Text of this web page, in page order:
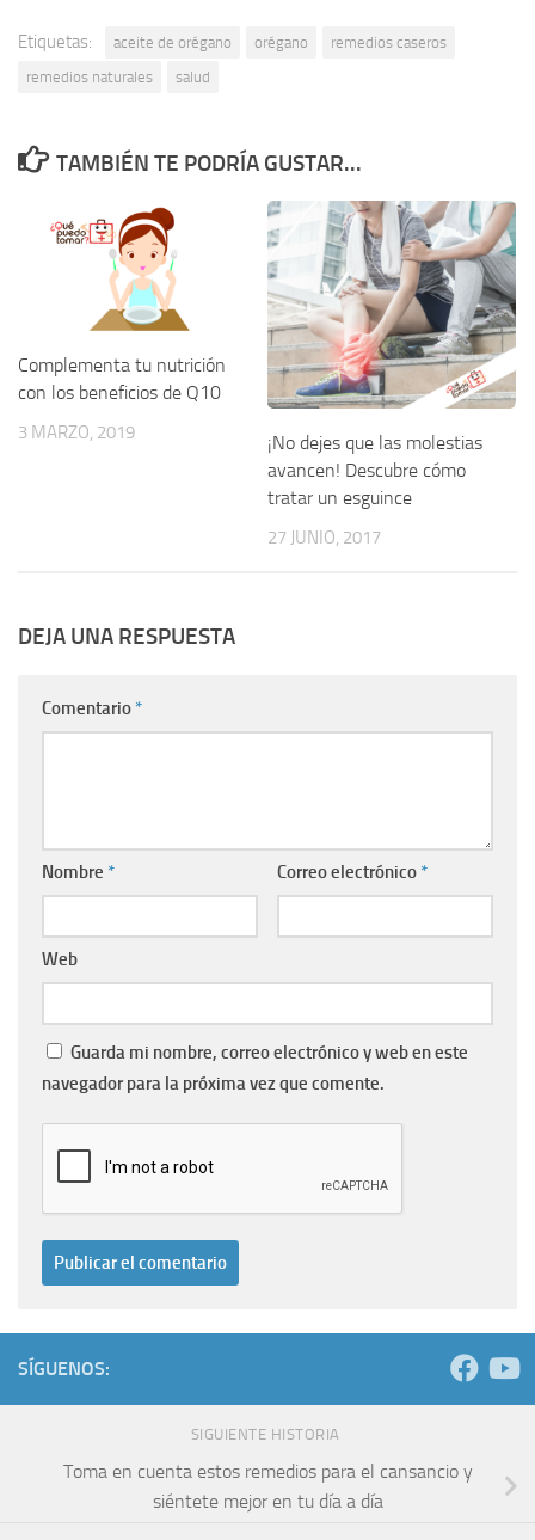
Etiquetas: aceite de orégano orégano
remedios caseros
remedios naturales
salud
TAMBIÉN TE PODRÍA GUSTAR...
Complementa tu nutrición
con los beneficios de Q10
3 MARZO, 2019
¡No dejes que las molestias
avancen! Descubre cómo
tratar un esguince
27 JUNIO, 2017
DEJA UNA RESPUESTA
Comentario *
Nombre * Correo electrónico *
Web
Guarda mi nombre, correo electrónico y web en este
navegador para la próxima vez que comente.
SÍGUENOS:
SIGUIENTE HISTORIA
Toma en cuenta estos remedios para el cansancio y
siéntete mejor en tu día a día